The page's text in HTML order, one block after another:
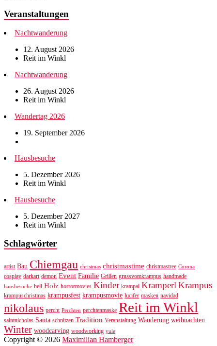
Veranstaltungen
Nachtwanderung
12. August 2026
Reit im Winkl
Nachtwanderung
26. August 2026
Reit im Winkl
Wandertag 2026
19. September 2026
Hausbesuche
5. Dezember 2026
Reit im Winkl
Hausbesuche
5. Dezember 2027
Reit im Winkl
Schlagwörter
artist Bau Chiemgau christmas christmastime christmastree Corona
cosplay darkart demon Event Familie Grillen grussvomkrampus handmade
hausbesuche hell Holz horrormovies Kinder krampal Kramperl Krampus
krampuschristmas krampusfest krampusmovie lucifer masken navidad
nikolaus percht Perchten perchtenmaske Reit im Winkl
saintnicholas Santa schnitzen Tradition Veranstaltung Wanderung weihnachten
Winter woodcarving woodworking yule
Copyright © 2026 Maximilian Hamberger